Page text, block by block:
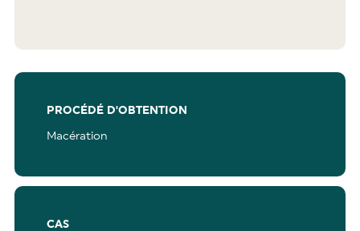
PROCÉDÉ D'OBTENTION
Macération
CAS